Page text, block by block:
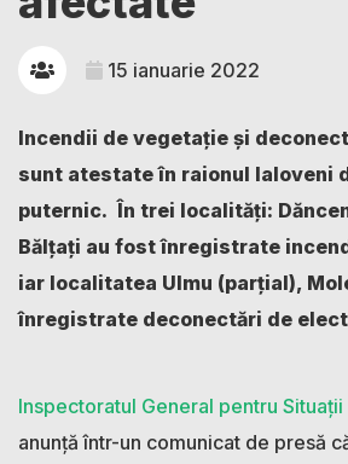
15 ianuarie 2022
Incendii de vegetație și
sunt atestate în raionul Ialoveni
puternic. În trei localități:
Bălțați au fost înregistrate
iar localitatea Ulmu (parțial),
înregistrate deconectări de
Inspectoratul General pentru
anunță într-un comunicat de presă